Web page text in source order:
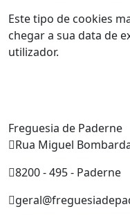
Este tipo de cookies
chegar a sua data de
utilizador.
Freguesia de Paderne
Rua Miguel
8200 - 495 - Paderne